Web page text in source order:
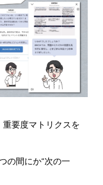
要度マトリクスを
の間にか“次の一